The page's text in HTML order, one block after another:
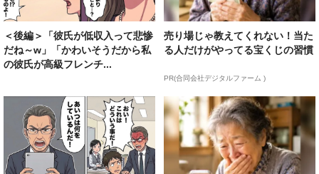
＜後編＞「彼氏が低収入って悲惨
だね～w」「かわいそうだから私
の彼氏が高級フレンチ...
売り場じゃ教えてくれない！当た
る人だけがやってる宝くじの習慣
PR(合同会社デジタルファーム )